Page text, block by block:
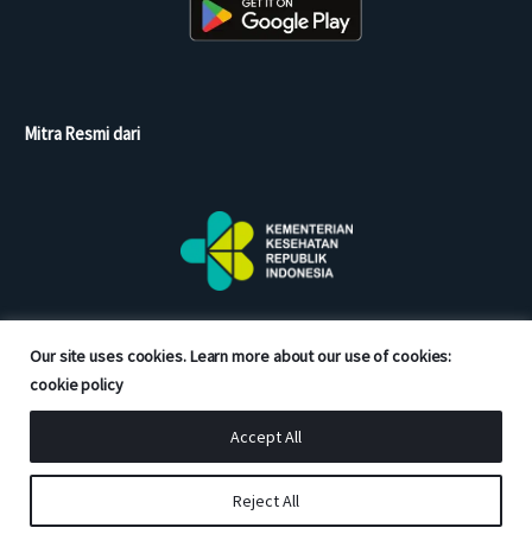
Our site uses cookies. Learn more about our use of cookies:
cookie policy
Reject All
Accept All
Mitra Resmi dari
Copyright © 2026 Good Doctor. All rights reserved.